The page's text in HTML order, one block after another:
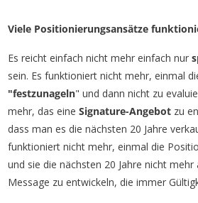
Viele Positionierungsansätze
Es reicht einfach nicht mehr einfach nur
sein. Es funktioniert nicht mehr, einmal
"festzunageln" und dann nicht zu
mehr, das eine Signature-Angebot zu
dass man es die nächsten 20 Jahre
funktioniert nicht mehr, einmal die
und sie die nächsten 20 Jahre nicht mehr
Message zu entwickeln, die immer